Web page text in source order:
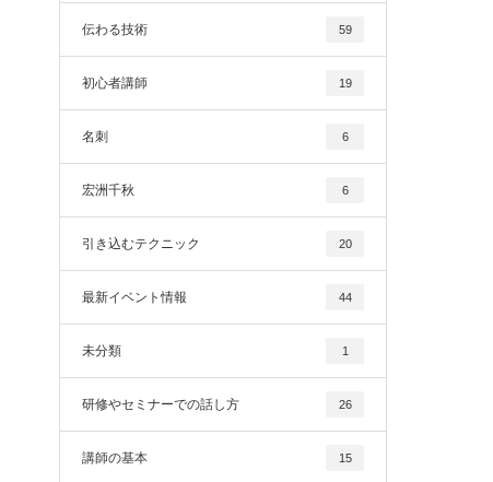
伝わる技術 59
初心者講師 19
名刺 6
宏洲千秋 6
引き込むテクニック 20
最新イベント情報 44
未分類 1
研修やセミナーでの話し方 26
講師の基本 15